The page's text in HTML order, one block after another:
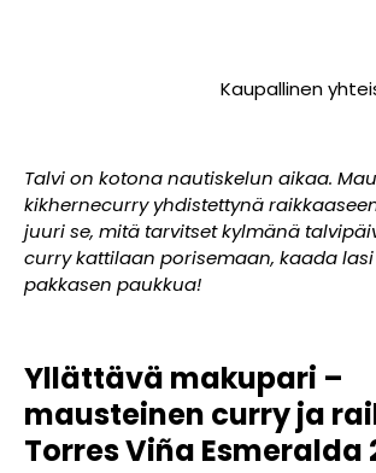
Kaupallinen
Talvi on kotona nautiskelun aikaa.
kikhernecurry yhdistettynä
juuri se, mitä tarvitset kylmänä
curry kattilaan porisemaan, kaada
pakkasen paukkua!
Yllättävä makupari –
mausteinen curry ja
Torres Viña Esmeralda